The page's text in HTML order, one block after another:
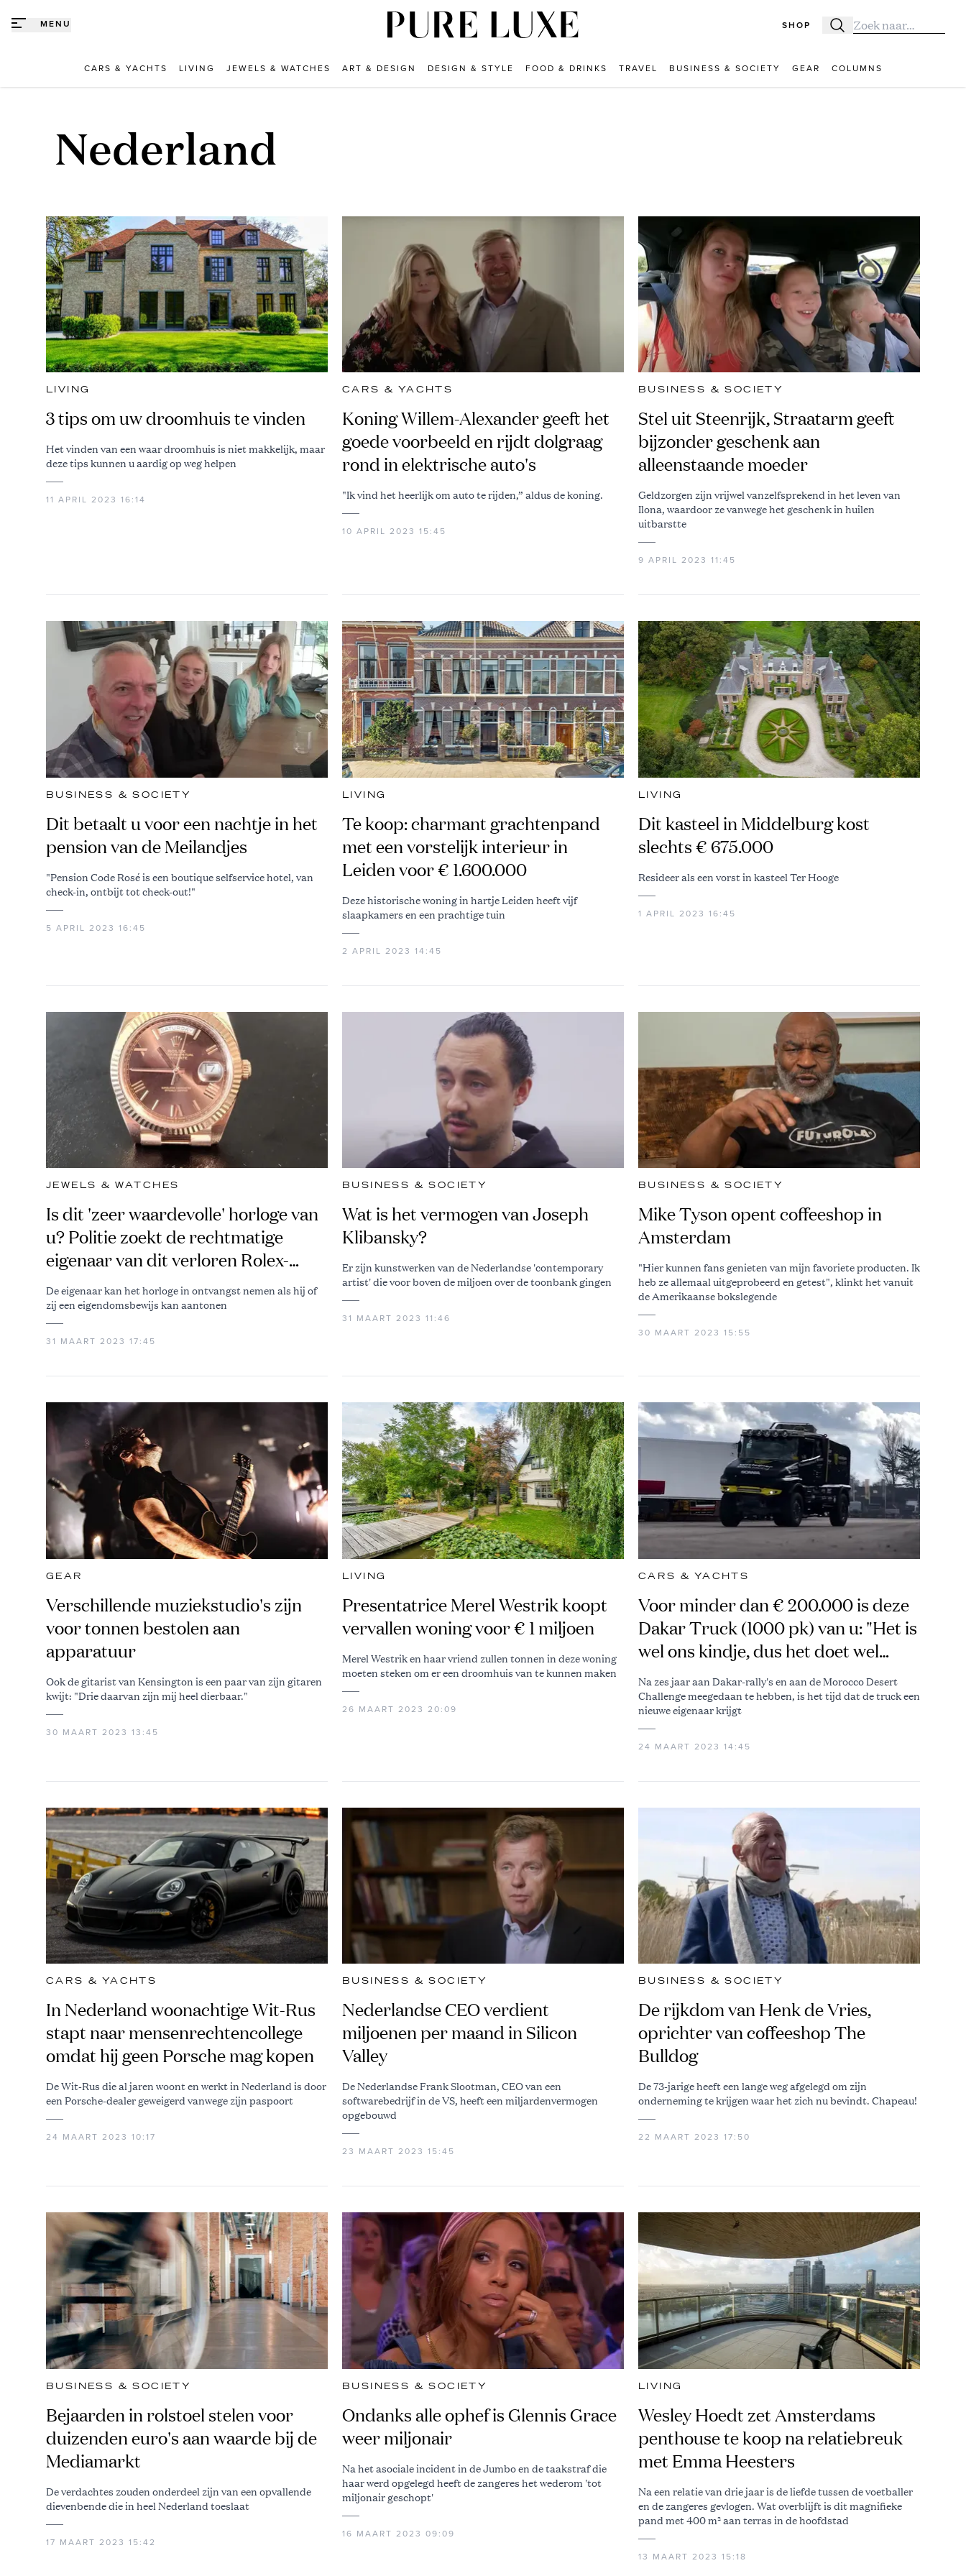
MENU SHOP Zoeken
Zoek naar:
CARS & YACHTS LIVING JEWELS & WATCHES ART & DESIGN DESIGN & STYLE FOOD & DRINKS TRAVEL BUSINESS & SOCIETY GEAR COLUMNS
Nederland
LIVING
3 tips om uw droomhuis te vinden
Het vinden van een waar droomhuis is niet makkelijk, maar
deze tips kunnen u aardig op weg helpen
11 APRIL 2023 16:14
CARS & YACHTS
Koning Willem-Alexander geeft het
goede voorbeeld en rijdt dolgraag
rond in elektrische auto's
"Ik vind het heerlijk om auto te rijden,” aldus de koning.
10 APRIL 2023 15:45
BUSINESS & SOCIETY
Stel uit Steenrijk, Straatarm geeft
bijzonder geschenk aan
alleenstaande moeder
Geldzorgen zijn vrijwel vanzelfsprekend in het leven van
Ilona, waardoor ze vanwege het geschenk in huilen
uitbarstte
9 APRIL 2023 11:45
BUSINESS & SOCIETY
Dit betaalt u voor een nachtje in het
pension van de Meilandjes
"Pension Code Rosé is een boutique selfservice hotel, van
check-in, ontbijt tot check-out!"
5 APRIL 2023 16:45
LIVING
Te koop: charmant grachtenpand
met een vorstelijk interieur in
Leiden voor € 1.600.000
Deze historische woning in hartje Leiden heeft vijf
slaapkamers en een prachtige tuin
2 APRIL 2023 14:45
LIVING
Dit kasteel in Middelburg kost
slechts € 675.000
Resideer als een vorst in kasteel Ter Hooge
1 APRIL 2023 16:45
JEWELS & WATCHES
Is dit 'zeer waardevolle' horloge van
u? Politie zoekt de rechtmatige
eigenaar van dit verloren Rolex-
uurwerk
De eigenaar kan het horloge in ontvangst nemen als hij of
zij een eigendomsbewijs kan aantonen
31 MAART 2023 17:45
BUSINESS & SOCIETY
Wat is het vermogen van Joseph
Klibansky?
Er zijn kunstwerken van de Nederlandse 'contemporary
artist' die voor boven de miljoen over de toonbank gingen
31 MAART 2023 11:46
BUSINESS & SOCIETY
Mike Tyson opent coffeeshop in
Amsterdam
"Hier kunnen fans genieten van mijn favoriete producten. Ik
heb ze allemaal uitgeprobeerd en getest", klinkt het vanuit
de Amerikaanse bokslegende
30 MAART 2023 15:55
GEAR
Verschillende muziekstudio's zijn
voor tonnen bestolen aan
apparatuur
Ook de gitarist van Kensington is een paar van zijn gitaren
kwijt: "Drie daarvan zijn mij heel dierbaar."
30 MAART 2023 13:45
LIVING
Presentatrice Merel Westrik koopt
vervallen woning voor € 1 miljoen
Merel Westrik en haar vriend zullen tonnen in deze woning
moeten steken om er een droomhuis van te kunnen maken
26 MAART 2023 20:09
CARS & YACHTS
Voor minder dan € 200.000 is deze
Dakar Truck (1000 pk) van u: "Het is
wel ons kindje, dus het doet wel
zeer"
Na zes jaar aan Dakar-rally's en aan de Morocco Desert
Challenge meegedaan te hebben, is het tijd dat de truck een
nieuwe eigenaar krijgt
24 MAART 2023 14:45
CARS & YACHTS
In Nederland woonachtige Wit-Rus
stapt naar mensenrechtencollege
omdat hij geen Porsche mag kopen
De Wit-Rus die al jaren woont en werkt in Nederland is door
een Porsche-dealer geweigerd vanwege zijn paspoort
24 MAART 2023 10:17
BUSINESS & SOCIETY
Nederlandse CEO verdient
miljoenen per maand in Silicon
Valley
De Nederlandse Frank Slootman, CEO van een
softwarebedrijf in de VS, heeft een miljardenvermogen
opgebouwd
23 MAART 2023 15:45
BUSINESS & SOCIETY
De rijkdom van Henk de Vries,
oprichter van coffeeshop The
Bulldog
De 73-jarige heeft een lange weg afgelegd om zijn
onderneming te krijgen waar het zich nu bevindt. Chapeau!
22 MAART 2023 17:50
BUSINESS & SOCIETY
Bejaarden in rolstoel stelen voor
duizenden euro's aan waarde bij de
Mediamarkt
De verdachtes zouden onderdeel zijn van een opvallende
dievenbende die in heel Nederland toeslaat
17 MAART 2023 15:42
BUSINESS & SOCIETY
Ondanks alle ophef is Glennis Grace
weer miljonair
Na het asociale incident in de Jumbo en de taakstraf die
haar werd opgelegd heeft de zangeres het wederom 'tot
miljonair geschopt'
16 MAART 2023 09:09
LIVING
Wesley Hoedt zet Amsterdams
penthouse te koop na relatiebreuk
met Emma Heesters
Na een relatie van drie jaar is de liefde tussen de voetballer
en de zangeres gevlogen. Wat overblijft is dit magnifieke
pand met 400 m² aan terras in de hoofdstad
13 MAART 2023 15:18